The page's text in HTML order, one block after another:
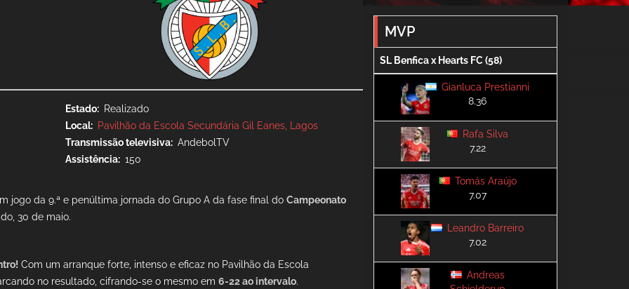
Estado
Realizado
Local
Pavilhão da Escola Secundária Gil Eanes, Lagos
Transmissão televisiva
AndebolTV
Assistência
150
jogo da 9.ª e penúltima jornada do Grupo A da fase final do Campeonato
30 de maio.
Com um arranque forte, intenso e eficaz no Pavilhão da Escola
no resultado, cifrando-se o mesmo em 6-22 ao intervalo.
MVP
SL Benfica x Hearts FC (58)
Gianluca Prestianni
8.36
Rafa Silva
7.22
Tomás Araújo
7.07
Leandro Barreiro
7.02
Andreas